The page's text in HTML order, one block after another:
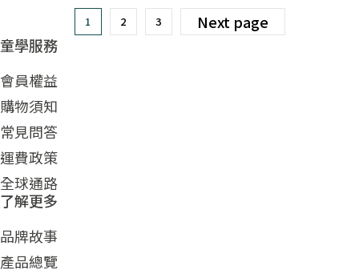
1 2 3
Next page
童學服務
會員權益
購物須知
常見問答
運費政策
全球通路
了解更多
品牌故事
產品總覽